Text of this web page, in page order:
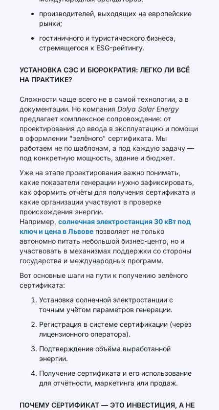
производителей, выходящих на европейские
рынки;
гостиничного и туристического бизнеса,
стремящегося к ESG-рейтингу.
УСТАНОВКА СЭС И БЮРОКРАТИЯ: ЛЕГКО ЛИ ВСЁ
НА ПРАКТИКЕ?
Сложности чаще всего не в самой технологии, а в
документации. Но компания Dolya Solar Energy
предлагает комплексное сопровождение: от
проектирования до ввода в эксплуатацию и помощи
в оформлении "зелёного" сертификата. Мы
работаем не по шаблонам, а под каждую задачу —
под конкретную мощность, здание и бюджет.
Уже на этапе проектирования важно понимать,
какие показатели генерации нужно зафиксировать,
как оформить отчёты для получения сертификата и
какие организации участвуют в проверке
происхождения энергии.
Например, солнечная электростанция 30 кВт под
ключ и цена в Львове позволяет не только
автономно питать небольшой бизнес-центр, но и
участвовать в механизмах поддержки со стороны
государства и международных программ.
Вот основные шаги на пути к получению зелёного
сертификата:
Установка солнечной электростанции с
точным учётом параметров генерации.
Регистрация в системе сертификации (через
лицензионного оператора).
Подтверждение объёма выработанной
энергии.
Получение сертификата и его использование
для отчётности, маркетинга или продаж.
ПОЧЕМУ СЕРТИФИКАТ — ЭТО ИНВЕСТИЦИЯ, А НЕ